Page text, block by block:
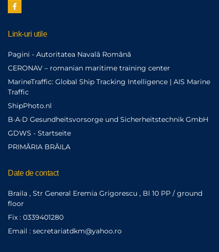
Link-uri utile
Pagini - Autoritatea Navală Română
CERONAV – romanian maritime training center
MarineTraffic: Global Ship Tracking Intelligence | AIS Marine
Traffic
ShipPhoto.nl
B·A·D Gesundheitsvorsorge und Sicherheitstechnik GmbH
GDWS - Startseite
PRIMĂRIA BRĂILA
Date de contact
Braila , Str General Eremia Grigorescu , Bl 10 PP / ground
floor
Fix : 0339401280
Email : secretariatdkm@yahoo.ro